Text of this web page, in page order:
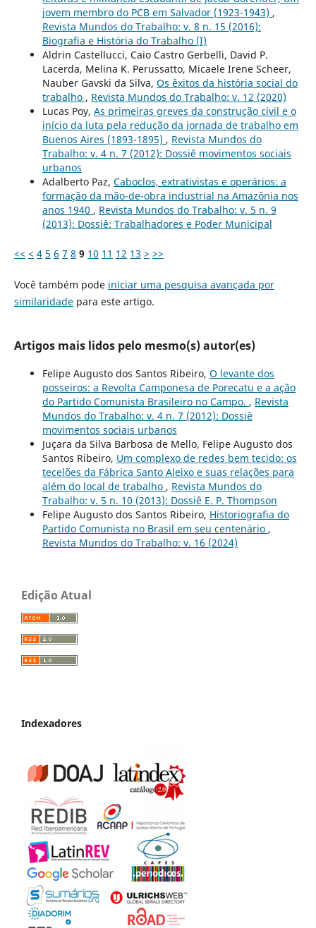
jovem membro do PCB em Salvador (1923-1943) ,
Revista Mundos do Trabalho: v. 8 n. 15 (2016):
Biografia e História do Trabalho (I)
Aldrin Castellucci, Caio Castro Gerbelli, David P.
Lacerda, Melina K. Perussatto, Micaele Irene Scheer,
Nauber Gavski da Silva, Os êxitos da história social do
trabalho , Revista Mundos do Trabalho: v. 12 (2020)
Lucas Poy, As primeiras greves da construção civil e o
início da luta pela redução da jornada de trabalho em
Buenos Aires (1893-1895) , Revista Mundos do
Trabalho: v. 4 n. 7 (2012): Dossiê movimentos sociais
urbanos
Adalberto Paz, Caboclos, extrativistas e operários: a
formação da mão-de-obra industrial na Amazônia nos
anos 1940 , Revista Mundos do Trabalho: v. 5 n. 9
(2013): Dossiê: Trabalhadores e Poder Municipal
<< < 4 5 6 7 8 9 10 11 12 13 > >>
Você também pode iniciar uma pesquisa avançada por
similaridadepara este artigo.
Artigos mais lidos pelo mesmo(s) autor(es)
Felipe Augusto dos Santos Ribeiro, O levante dos
posseiros: a Revolta Camponesa de Porecatu e a ação
do Partido Comunista Brasileiro no Campo. , Revista
Mundos do Trabalho: v. 4 n. 7 (2012): Dossiê
movimentos sociais urbanos
Juçara da Silva Barbosa de Mello, Felipe Augusto dos
Santos Ribeiro, Um complexo de redes bem tecido: os
tecelões da Fábrica Santo Aleixo e suas relações para
além do local de trabalho , Revista Mundos do
Trabalho: v. 5 n. 10 (2013): Dossiê E. P. Thompson
Felipe Augusto dos Santos Ribeiro, Historiografia do
Partido Comunista no Brasil em seu centenário ,
Revista Mundos do Trabalho: v. 16 (2024)
Edição Atual
Indexadores